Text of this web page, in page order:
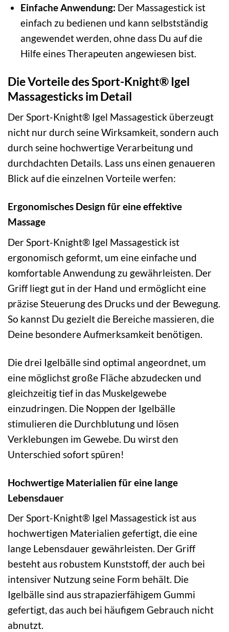
Einfache Anwendung: Der Massagestick ist
einfach zu bedienen und kann selbstständig
angewendet werden, ohne dass Du auf die
Hilfe eines Therapeuten angewiesen bist.
Die Vorteile des Sport-Knight® Igel
Massagesticks im Detail
Der Sport-Knight® Igel Massagestick überzeugt
nicht nur durch seine Wirksamkeit, sondern auch
durch seine hochwertige Verarbeitung und
durchdachten Details. Lass uns einen genaueren
Blick auf die einzelnen Vorteile werfen:
Ergonomisches Design für eine effektive
Massage
Der Sport-Knight® Igel Massagestick ist
ergonomisch geformt, um eine einfache und
komfortable Anwendung zu gewährleisten. Der
Griff liegt gut in der Hand und ermöglicht eine
präzise Steuerung des Drucks und der Bewegung.
So kannst Du gezielt die Bereiche massieren, die
Deine besondere Aufmerksamkeit benötigen.
Die drei Igelbälle sind optimal angeordnet, um
eine möglichst große Fläche abzudecken und
gleichzeitig tief in das Muskelgewebe
einzudringen. Die Noppen der Igelbälle
stimulieren die Durchblutung und lösen
Verklebungen im Gewebe. Du wirst den
Unterschied sofort spüren!
Hochwertige Materialien für eine lange
Lebensdauer
Der Sport-Knight® Igel Massagestick ist aus
hochwertigen Materialien gefertigt, die eine
lange Lebensdauer gewährleisten. Der Griff
besteht aus robustem Kunststoff, der auch bei
intensiver Nutzung seine Form behält. Die
Igelbälle sind aus strapazierfähigem Gummi
gefertigt, das auch bei häufigem Gebrauch nicht
abnutzt.